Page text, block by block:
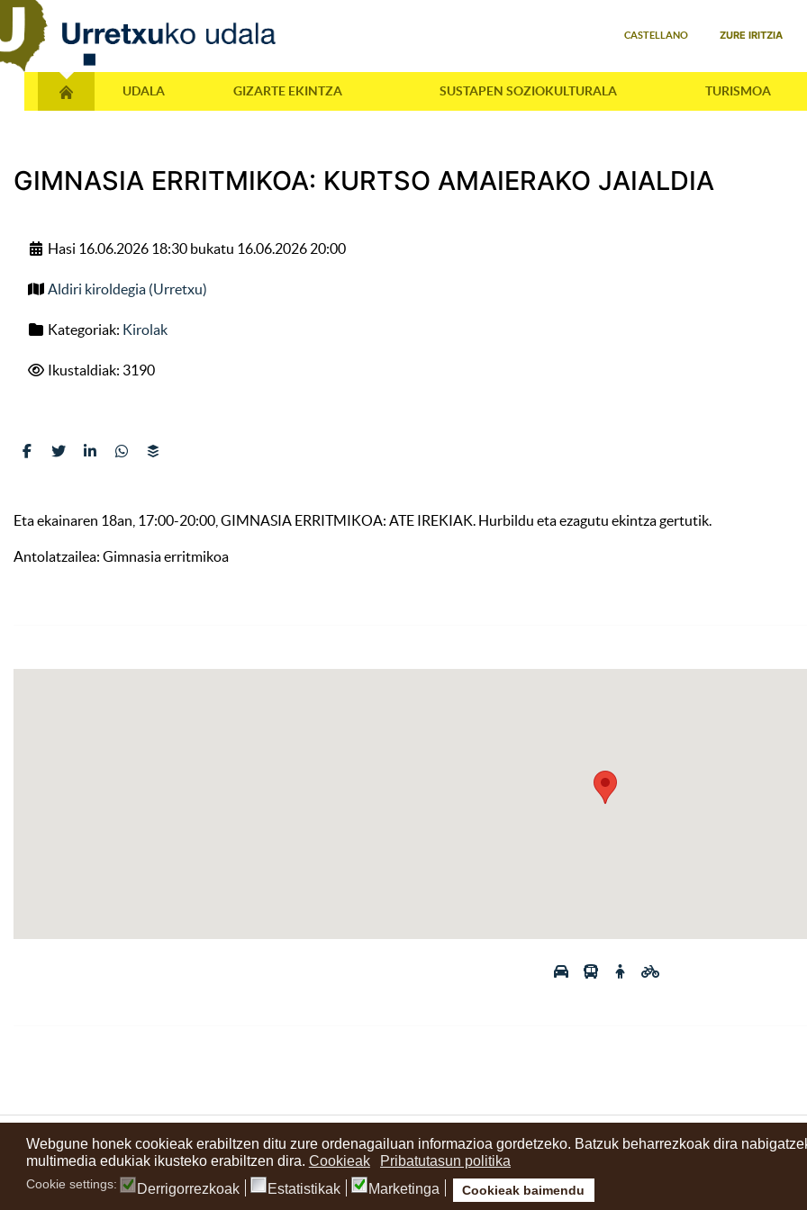
Webgune honek cookieak erabiltzen ditu zure ordenagailuan informazioa gordetzeko. Batzuk beharrezkoak dira
multimedia edukiak ikusteko erabiltzen dira. Cookieak Pribatutasun politika
Cookie settings: Derrigorrezkoak Estatistikak Marketinga Cookieak baimendu
CASTELLANO ZURE IRITZIA
UDALA GIZARTE EKINTZA SUSTAPEN SOZIOKULTURALA TURISMOA
GIMNASIA ERRITMIKOA: KURTSO AMAIERAKO JAIALDIA
Hasi 16.06.2026 18:30 bukatu 16.06.2026 20:00
Aldiri kiroldegia (Urretxu)
Kategoriak: Kirolak
Ikustaldiak: 3190
Eta ekainaren 18an, 17:00-20:00, GIMNASIA ERRITMIKOA: ATE IREKIAK. Hurbildu eta ezagutu ekintza gertutik.
Antolatzailea: Gimnasia erritmikoa
Kontaktuak Erabilera baldintzak Lege oharra Berriak Zure iritzia